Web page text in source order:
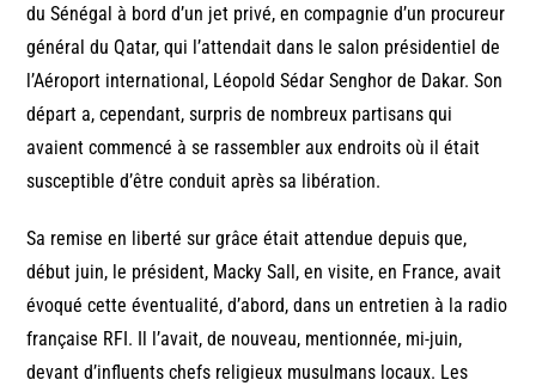
du Sénégal à bord d’un jet privé, en compagnie d’un procureur
général du Qatar, qui l’attendait dans le salon présidentiel de
l’Aéroport international, Léopold Sédar Senghor de Dakar. Son
départ a, cependant, surpris de nombreux partisans qui
avaient commencé à se rassembler aux endroits où il était
susceptible d’être conduit après sa libération.
Sa remise en liberté sur grâce était attendue depuis que,
début juin, le président, Macky Sall, en visite, en France, avait
évoqué cette éventualité, d’abord, dans un entretien à la radio
française RFI. Il l’avait, de nouveau, mentionnée, mi-juin,
devant d’influents chefs religieux musulmans locaux. Les